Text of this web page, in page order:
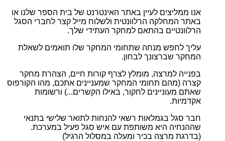
אנו ממליצים לעיין באתר האינטרנט של בית הספר שלנו או
באתר המחלקה הרלוונטית ולשלוח מייל קצר לחברי הסגל
הרלוונטיים בהתאם למחקר העתידי שלך.
עליך לחפש מנחה שתחומי המחקר שלו תואמים לשאלת
המחקר שברצונך לבחון.
בפנייה למרצה, מומלץ לצרף קורות חיים, הצהרת מחקר
קצרה (מהם תחומי המחקר שמעניינים אתכם, מהו הקורפוס
שאתם מעוניינים לחקור, באילו הקשרים...) ורשומות
אקדמיות.
חבר סגל בגמלאות רשאי להנחות לתואר שלישי בתנאי
שההנחיה היא משותפת עם איש סגל פעיל במערכת.
(בדרגת מרצה בכיר ומעלה במסלול הרגיל)